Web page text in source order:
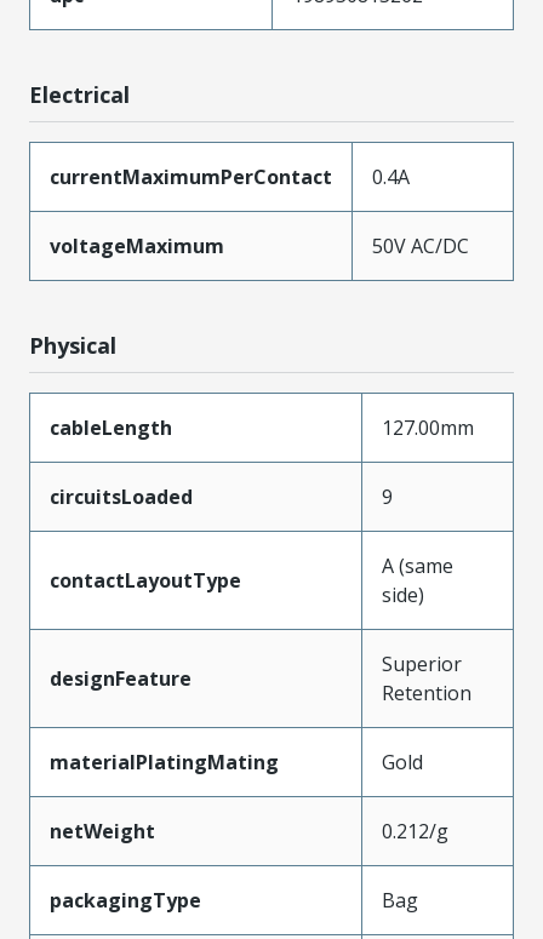
Electrical
currentMaximumPerContact 0.4A
voltageMaximum 50V AC/DC
Physical
cableLength 127.00mm
circuitsLoaded 9
contactLayoutType
A (same
side)
designFeature
Superior
Retention
materialPlatingMating Gold
netWeight 0.212/g
packagingType Bag